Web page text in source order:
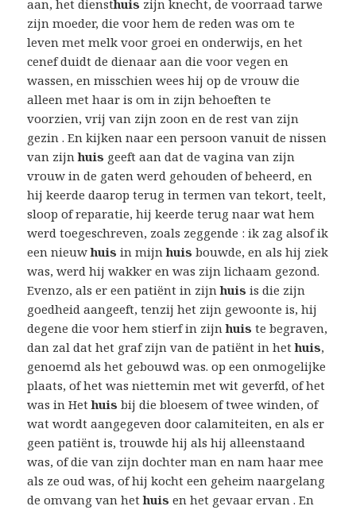
aan, het diensthuis zijn knecht, de voorraad tarwe
zijn moeder, die voor hem de reden was om te
leven met melk voor groei en onderwijs, en het
cenef duidt de dienaar aan die voor vegen en
wassen, en misschien wees hij op de vrouw die
alleen met haar is om in zijn behoeften te
voorzien, vrij van zijn zoon en de rest van zijn
gezin . En kijken naar een persoon vanuit de nissen
van zijnhuis geeft aan dat de vagina van zijn
vrouw in de gaten werd gehouden of beheerd, en
hij keerde daarop terug in termen van tekort, teelt,
sloop of reparatie, hij keerde terug naar wat hem
werd toegeschreven, zoals zeggende : ik zag alsof ik
een nieuwhuis in mijnhuis bouwde, en als hij ziek
was, werd hij wakker en was zijn lichaam gezond.
Evenzo, als er een patiënt in zijnhuis is die zijn
goedheid aangeeft, tenzij het zijn gewoonte is, hij
degene die voor hem stierf in zijnhuis te begraven,
dan zal dat het graf zijn van de patiënt in hethuis,
genoemd als het gebouwd was. op een onmogelijke
plaats, of het was niettemin met wit geverfd, of het
was in Hethuis bij die bloesem of twee winden, of
wat wordt aangegeven door calamiteiten, en als er
geen patiënt is, trouwde hij als hij alleenstaand
was, of die van zijn dochter man en nam haar mee
als ze oud was, of hij kocht een geheim naargelang
de omvang van hethuis en het gevaar ervan . En